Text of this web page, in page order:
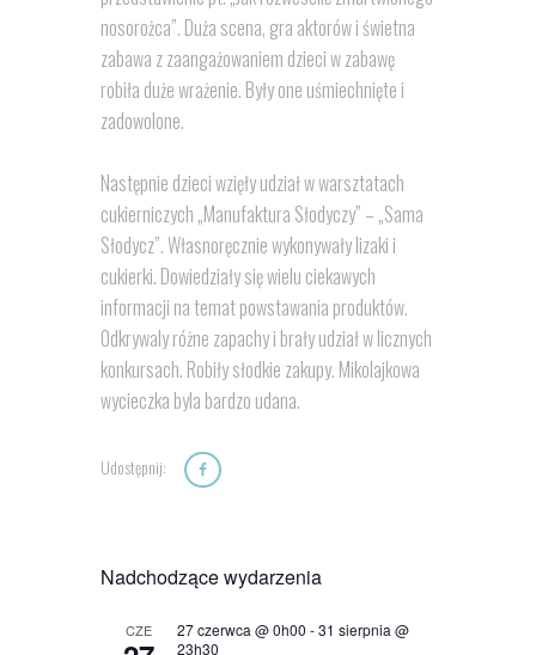
nosorożca”. Duża scena, gra aktorów i świetna
zabawa z zaangażowaniem dzieci w zabawę
robiła duże wrażenie. Były one uśmiechnięte i
zadowolone.
Następnie dzieci wzięły udział w warsztatach
cukierniczych „Manufaktura Słodyczy” – „Sama
Słodycz”. Własnoręcznie wykonywały lizaki i
cukierki. Dowiedziały się wielu ciekawych
informacji na temat powstawania produktów.
Odkrywaly różne zapachy i brały udział w licznych
konkursach. Robiły słodkie zakupy. Mikolajkowa
wycieczka byla bardzo udana.
Udostępnij:
Nadchodzące wydarzenia
CZE 27 czerwca @ 0h00 -31 sierpnia @
23h30